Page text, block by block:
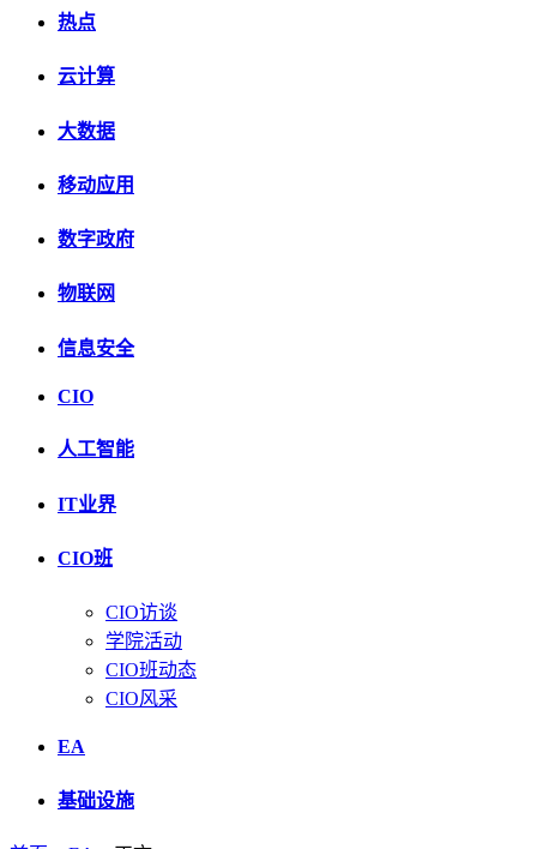
热点
云计算
大数据
移动应用
数字政府
物联网
信息安全
CIO
人工智能
IT业界
CIO班
CIO访谈
学院活动
CIO班动态
CIO风采
EA
基础设施